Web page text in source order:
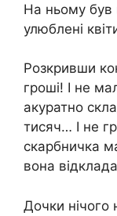
На ньому
улюблені
Розкривши
гроші! І не
акуратно
тисяч… І не
скарбничка
вона
Дочки нічого